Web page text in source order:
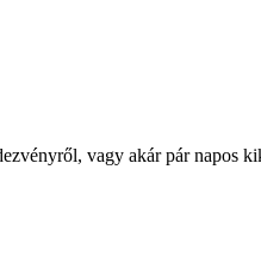
vagy akár pár napos